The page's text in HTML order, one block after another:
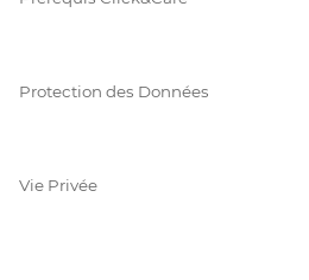
Protection des Données
Vie Privée